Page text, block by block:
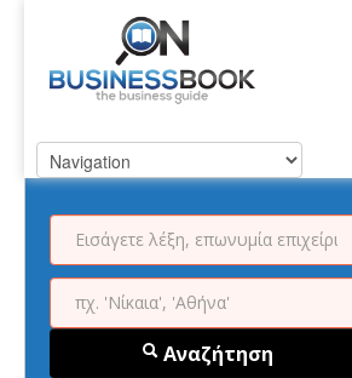
Αναζήτηση